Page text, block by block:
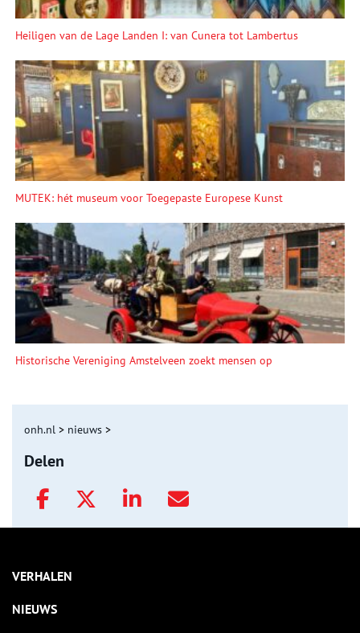
Heiligen van de Lage Landen I: van Cunera tot Lambertus
MUTEK: hét museum voor Toegepaste Europese Kunst
Historische Vereniging Amstelveen zoekt mensen op
onh.nl > nieuws >
Delen
VERHALEN
NIEUWS